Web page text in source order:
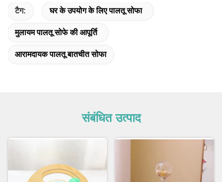
टैग: घर के उपयोग के लिए पालतू सोफा
मुलायम पालतू सोफे की आपूर्ति
आरामदायक पालतू बातचीत सोफा
संबंधित उत्पाद